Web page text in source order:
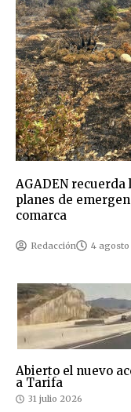
AGADEN
planes de
comarca
Redacción 4
Abierto el nuevo
a Tarifa
31 julio 2026